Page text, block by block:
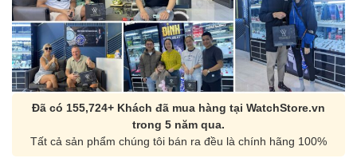
Đã có 155,724+ Khách đã mua hàng tại WatchStore.vn
trong 5 năm qua.
Tất cả sản phẩm chúng tôi bán ra đều là chính hãng 100%